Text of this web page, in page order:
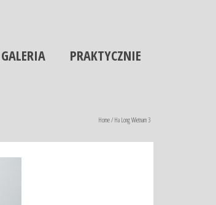
GALERIA PRAKTYCZNIE
Home/ Ha Long Wietnam 3